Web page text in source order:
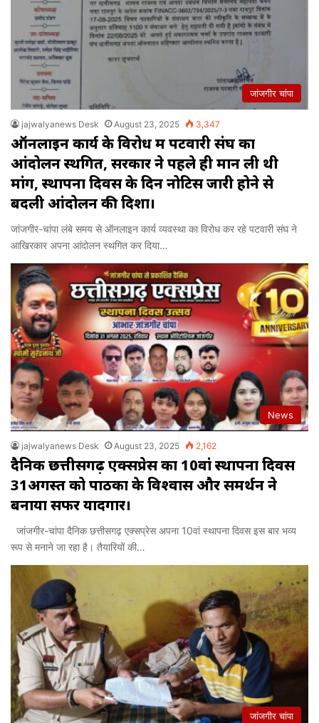
जांजगीर चांपा
jajwalyanews Desk August 23, 2025 3,347
ऑनलाइन कार्य के विरोध में पटवारी संघ का
आंदोलन स्थगित, सरकार ने पहले ही मान ली थी
मांगें, स्थापना दिवस के दिन नोटिस जारी होने से
बदली आंदोलन की दिशा।
जांजगीर-चांपा लंबे समय से ऑनलाइन कार्य व्यवस्था का विरोध कर रहे पटवारी संघ ने
आखिरकार अपना आंदोलन स्थगित कर दिया…
News
jajwalyanews Desk August 23, 2025 2,162
दैनिक छत्तीसगढ़ एक्सप्रेस का 10वां स्थापना दिवस
31अगस्त को पाठकों के विश्वास और समर्थन ने
बनाया सफर यादगार।
जांजगीर-चांपा दैनिक छत्तीसगढ़ एक्सप्रेस अपना 10वां स्थापना दिवस इस बार भव्य
रूप से मनाने जा रहा है। तैयारियों की…
जांजगीर चांपा